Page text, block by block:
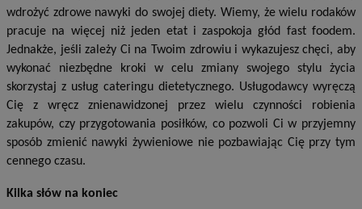
wdrożyć zdrowe nawyki do swojej diety. Wiemy, że wielu rodaków
pracuje na więcej niż jeden etat i zaspokoja głód fast foodem.
Jednakże, jeśli zależy Ci na Twoim zdrowiu i wykazujesz chęci, aby
wykonać niezbędne kroki w celu zmiany swojego stylu życia
skorzystaj z usług cateringu dietetycznego. Usługodawcy wyręczą
Cię z wręcz znienawidzonej przez wielu czynności robienia
zakupów, czy przygotowania posiłków, co pozwoli Ci w przyjemny
sposób zmienić nawyki żywieniowe nie pozbawiając Cię przy tym
cennego czasu.
Kilka słów na koniec